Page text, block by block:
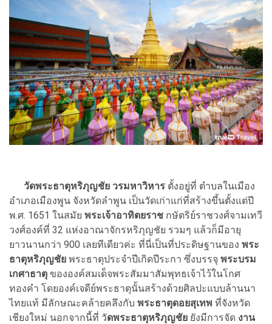
วัดพระธาตุหริภุญชัย วรมหาวิหาร ตั้งอยู่ที่ ตำบลในเมือง
อำเภอเมืองพูน จังหวัดลำพูน เป็นวัดเก่าแก่ที่สร้างขึ้นตั้งแต่ปี
พ.ศ. 1651 ในสมัย พระเจ้าอาทิตยราช กษัตริย์ราชวงศ์จามเทวี
วงศ์องค์ที่ 32 แห่งอาณาจักรหริภุญชัย รวมๆ แล้วก็มีอายุ
ยาวนานกว่า 900 เลยทีเดียวค่ะ ที่นี่เป็นที่ประดิษฐานของ พระ
ธาตุหริภุญชัย พระธาตุประจำปีเกิดปีระกา ซึ่งบรรจุ พระบรม
เกศาธาตุ ขององค์สมเด็จพระสัมมาสัมพุทธเจ้าไว้ในโกศ
ทองคำ โดยองค์เจดีย์พระธาตุนั้นสร้างด้วยศิลปะแบบล้านนา
ไทยแท้ มีลักษณะคล้ายคลึงกับ พระธาตุดอยสุเทพ ที่จังหวัด
เชียงใหม่ นอกจากนี้ที่ วัดพระธาตุหริภุญชัย ยังมีการจัด งาน